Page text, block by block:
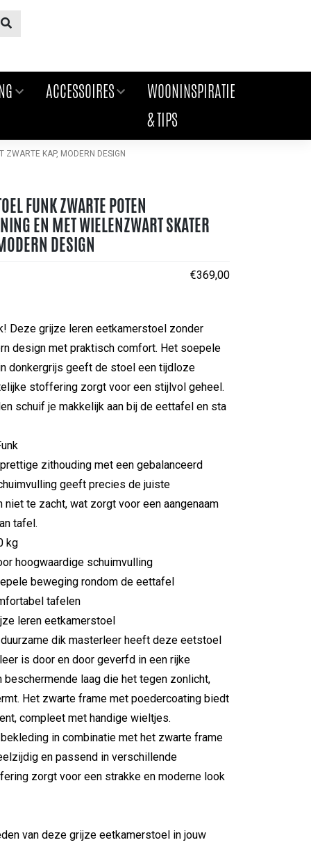
ACCESSOIRES
WOONINSPIRATIE
& TIPS
ZWARTE KAP, MODERN DESIGN
FUNK ZWARTE POTEN
EN MET WIELENZWART SKATER
DESIGN
€369,00
Deze grijze leren eetkamerstoel zonder
design met praktisch comfort. Het soepele
donkergrijs geeft de stoel een tijdloze
stoffering zorgt voor een stijlvol geheel.
schuif je makkelijk aan bij de eettafel en sta
zithouding met een gebalanceerd
geeft precies de juiste
niet te zacht, wat zorgt voor een aangenaam
tafel.
kg
hoogwaardige schuimvulling
beweging rondom de eettafel
tafelen
leren eetkamerstoel
dik masterleer heeft deze eetstoel
is door en door geverfd in een rijke
laag die het tegen zonlicht,
Het zwarte frame met poedercoating biedt
compleet met handige wieltjes.
in combinatie met het zwarte frame
en passend in verschillende
zorgt voor een strakke en moderne look
van deze grijze eetkamerstoel in jouw